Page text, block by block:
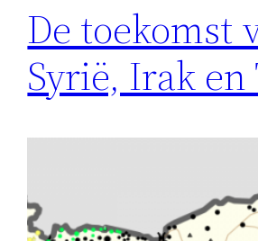
De toekomst
Syrië, Irak